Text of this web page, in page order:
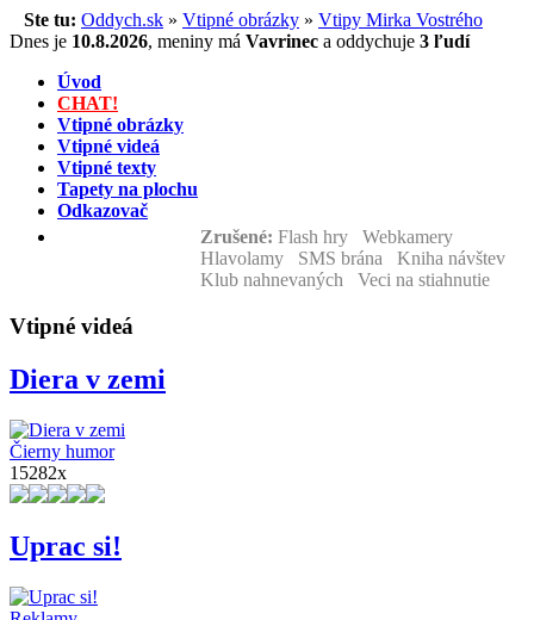
Ste tu: Oddych.sk » Vtipné obrázky » Vtipy Mirka Vostrého
Dnes je 10.8.2026, meniny má Vavrinec a oddychuje 3 ľudí
Úvod
CHAT!
Vtipné obrázky
Vtipné videá
Vtipné texty
Tapety na plochu
Odkazovač
Zrušené: Flash hry Webkamery
Hlavolamy SMS brána Kniha návštev
Klub nahnevaných Veci na stiahnutie
Vtipné videá
Diera v zemi
Čierny humor
15282x
Uprac si!